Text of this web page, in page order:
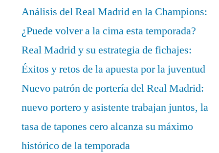
Análisis del Real Madrid en la Champions:
¿Puede volver a la cima esta temporada?
Real Madrid y su estrategia de fichajes:
Éxitos y retos de la apuesta por la juventud
Nuevo patrón de portería del Real Madrid:
nuevo portero y asistente trabajan juntos, la
tasa de tapones cero alcanza su máximo
histórico de la temporada